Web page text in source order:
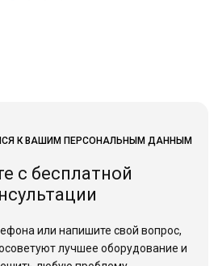
К ВАШИМ ПЕРСОНАЛЬНЫМ ДАННЫМ
с бесплатной
или напишите свой вопрос,
лучшее оборудование и